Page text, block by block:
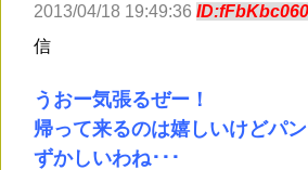
2013/04/18 19:49:36 ID:fFbKbc060
信
うおー気張るぜー！
帰って来るのは嬉しいけどパ
ずかしいわね･･･